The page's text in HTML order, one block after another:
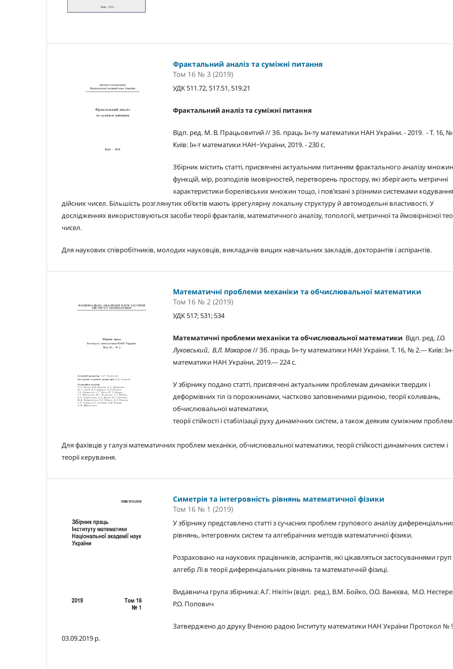
Фрактальний аналіз та суміжні питання
Том 16 № 3 (2019)
УДК 511.72, 517.51, 519.21
Фрактальний аналіз та суміжні питання
Відп. ред. М. В. Працьовитий // Зб. праць Ін-ту математики НАН України. - 2019. - Т. 16, №
Київ: Ін-т математики НАН~України, 2019. - 230 с.
Збірник містить статті, присвячені актуальним питанням фрактального аналізу
функцій, мір, розподілів імовірностей, перетворень простору, які зберігають метричні
характеристики борелівських множин тощо, і пов’язані з різними системами кодування
дійсних чисел. Більшість розглянутих об’єктів мають іррегулярну локальну структуру й автомодельні властивості. У
дослідженнях використовуються засоби теорії фракталів, математичного аналізу, топології, метричної та ймовірнісної
чисел.
Для наукових співробітників, молодих науковців, викладачів вищих навчальних закладів, докторантів і аспірантів.
Математичні проблеми механіки та обчислювальної математики
Том 16 № 2 (2019)
УДК 517; 531; 534
Математичні проблеми механіки та обчислювальної математики Відп. ред.І.О.
Луковський, В.Л. Макаров// Зб. праць Ін-ту математики НАН України. Т. 16, № 2.--- Київ:
математики НАН України, 2019.--- 224 с.
У збірнику подано статті, присвячені актуальним проблемам динаміки твердих і
деформівних тіл із порожнинами, частково заповненими рідиною, теорії коливань,
обчислювальної математики,
теорії стійкості і стабілізації руху динамічних систем, а також деяким суміжним
Для фахівців у галузі математичних проблем механіки, обчислювальної математики, теорії стійкості динамічних систем і
теорії керування.
Симетрія та інтегровність рівнянь математичної фізики
Том 16 № 1 (2019)
У збірнику представлено статті з сучасних проблем групового аналізу
рівнянь, інтегровних систем та алгебраїчних методів математичної фізики.
Розраховано на наукових працівників, аспірантів, які цікавляться застосуваннями груп
алгебр Лі в теорії диференціальних рівнянь та математичній фізиці.
Видавнича група збірника: А.Г. Нікітін (відп. ред.), В.M. Бойко, О.О. Ванєєва, М.О.
Р.О. Попович
Затверджено до друку Вченою радою Інституту математики НАН України Протокол №
03.09.2019 р.